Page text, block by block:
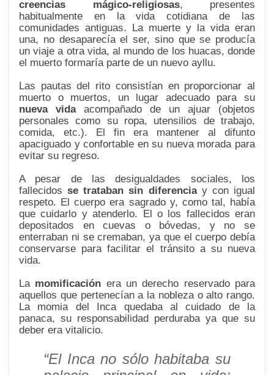
creencias mágico-religiosas, presentes
habitualmente en la vida cotidiana de las
comunidades antiguas. La muerte y la vida eran
una, no desaparecía el ser, sino que se producía
un viaje a otra vida, al mundo de los huacas, donde
el muerto formaría parte de un nuevo ayllu.
Las pautas del rito consistían en proporcionar al
muerto o muertos, un lugar adecuado para su
nueva vidaacompañado de un ajuar (objetos
personales como su ropa, utensilios de trabajo,
comida, etc.). El fin era mantener al difunto
apaciguado y confortable en su nueva morada para
evitar su regreso.
A pesar de las desigualdades sociales, los
fallecidosse trataban sin diferenciay con igual
respeto. El cuerpo era sagrado y, como tal, había
que cuidarlo y atenderlo. El o los fallecidos eran
depositados en cuevas o bóvedas, y no se
enterraban ni se cremaban, ya que el cuerpo debía
conservarse para facilitar el tránsito a su nueva
vida.
La momificación era un derecho reservado para
aquellos que pertenecían a la nobleza o alto rango.
La momia del Inca quedaba al cuidado de la
panaca, su responsabilidad perduraba ya que su
deber era vitalicio.
“El Inca no sólo habitaba su